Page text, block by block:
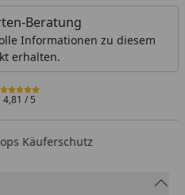
Beratung
Informationen zu diesem
erhalten.
4,81/ 5
Käuferschutz